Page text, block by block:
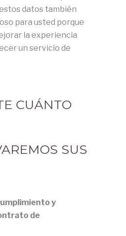
datos también
para usted porque
la experiencia
un servicio de
CUÁNTO
SUS
y
de